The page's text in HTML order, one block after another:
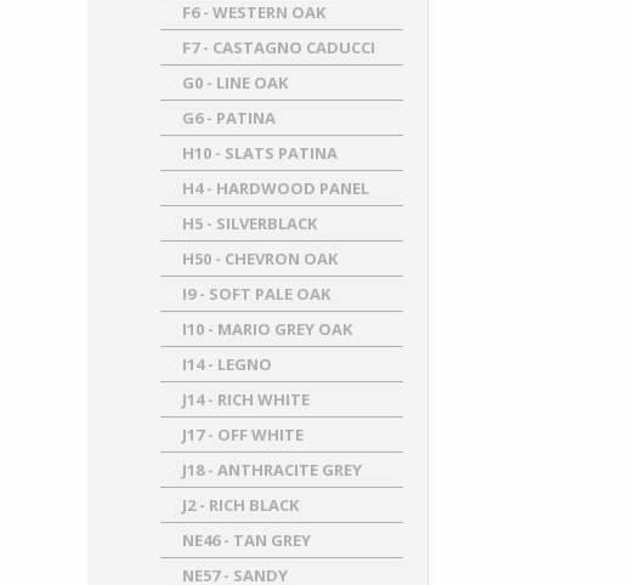
F6 - WESTERN OAK
F7 - CASTAGNO CADUCCI
G0 - LINE OAK
G6 - PATINA
H10 - SLATS PATINA
H4 - HARDWOOD PANEL
H5 - SILVERBLACK
H50 - CHEVRON OAK
I9 - SOFT PALE OAK
I10 - MARIO GREY OAK
I14 - LEGNO
J14 - RICH WHITE
J17 - OFF WHITE
J18 - ANTHRACITE GREY
J2 - RICH BLACK
NE46 - TAN GREY
NE57 - SANDY